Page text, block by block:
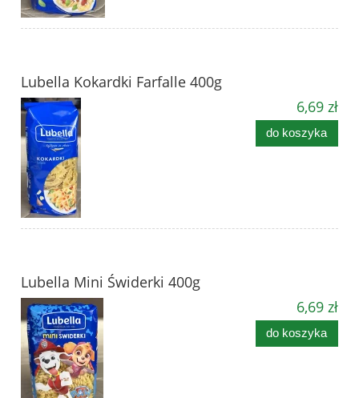
Lubella Kokardki Farfalle 400g
6,69 zł
do koszyka
Lubella Mini Świderki 400g
6,69 zł
do koszyka